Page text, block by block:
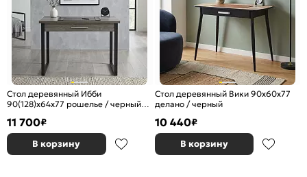
Стол деревянный Ибби
90(128)х64х77 рошелье / черный
11 700₽
В корзину
Стол деревянный Вики 90х60х77
делано / черный
10 440₽
В корзину